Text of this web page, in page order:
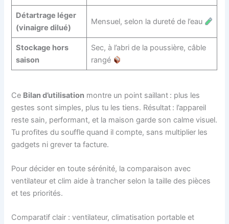
Détartrage léger
(vinaigre dilué)
Mensuel, selon la dureté de l’eau
Stockage hors
saison
Sec, à l’abri de la poussière, câble
rangé
Ce Bilan d’utilisation montre un point saillant : plus les
gestes sont simples, plus tu les tiens. Résultat : l’appareil
reste sain, performant, et la maison garde son calme visuel.
Tu profites du souffle quand il compte, sans multiplier les
gadgets ni grever ta facture.
Pour décider en toute sérénité, la comparaison avec
ventilateur et clim aide à trancher selon la taille des pièces
et tes priorités.
Comparatif clair : ventilateur, climatisation portable et